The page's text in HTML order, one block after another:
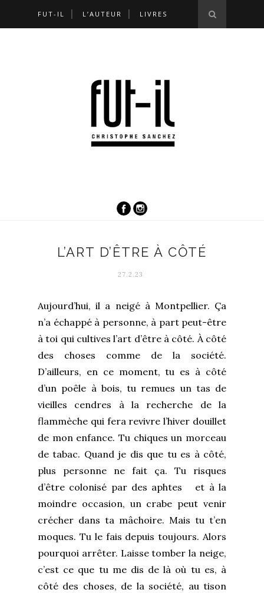
FUT-IL L’AUTEUR LIVRES
L’ART D’ÊTRE À CÔTÉ
27.2.23
Aujourd’hui, il a neigé à Montpellier. Ça
n’a échappé à personne, à part peut-être
à toi qui cultives l’art d’être à côté. À côté
des choses comme de la société.
D’ailleurs, en ce moment, tu es à côté
d’un poêle à bois, tu remues un tas de
vieilles cendres à la recherche de la
flammèche qui fera revivre l’hiver douillet
de mon enfance. Tu chiques un morceau
de tabac. Quand je dis que tu es à côté,
plus personne ne fait ça. Tu risques
d’être colonisé par des aphtes et à la
moindre occasion, un crabe peut venir
crécher dans ta mâchoire. Mais tu t’en
moques. Tu le fais depuis toujours. Alors
pourquoi arrêter. Laisse tomber la neige,
c’est ce que tu me dis de là où tu es, à
côté des choses, de la société, au tison